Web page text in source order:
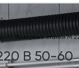
M Лазерные станки M
В 50-60